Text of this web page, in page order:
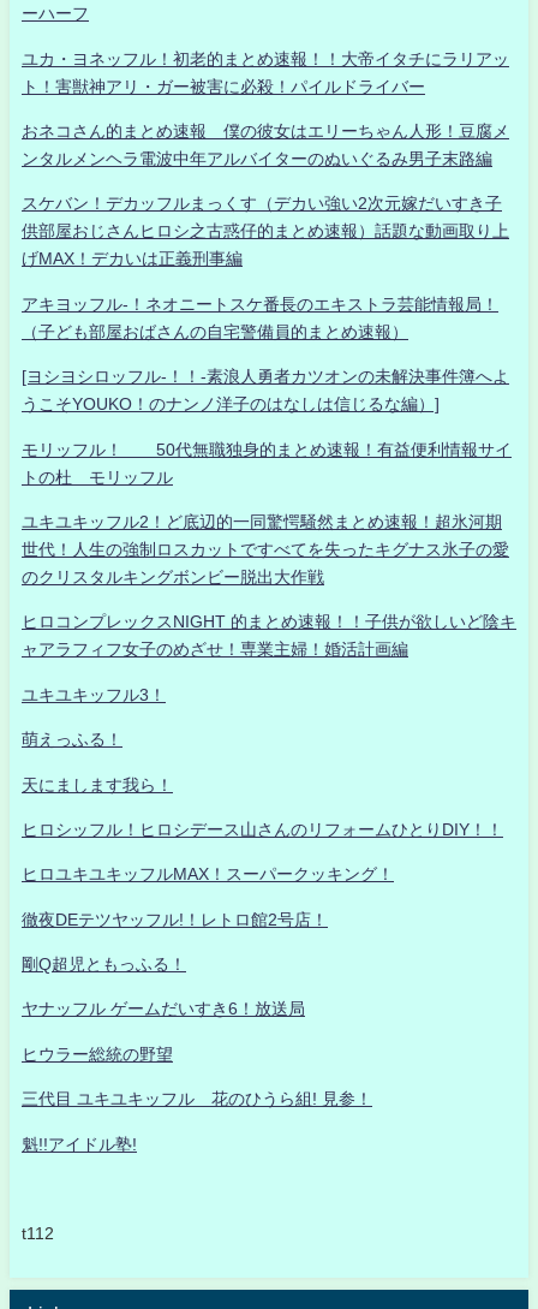
ーハーフ
ユカ・ヨネッフル！初老的まとめ速報！！大帝イタチにラリアッ
ト！害獣神アリ・ガー被害に必殺！パイルドライバー
おネコさん的まとめ速報 僕の彼女はエリーちゃん人形！豆腐メ
ンタルメンヘラ電波中年アルバイターのぬいぐるみ男子末路編
スケバン！デカッフルまっくす（デカい強い2次元嫁だいすき子
供部屋おじさんヒロシ之古惑仔的まとめ速報）話題な動画取り上
げMAX！デカいは正義刑事編
アキヨッフル-！ネオニートスケ番長のエキストラ芸能情報局！
（子ども部屋おばさんの自宅警備員的まとめ速報）
[ヨシヨシロッフル-！！-素浪人勇者カツオンの未解決事件簿へよ
うこそYOUKO！のナンノ洋子のはなしは信じるな編）]
モリッフル！ 50代無職独身的まとめ速報！有益便利情報サイ
トの杜 モリッフル
ユキユキッフル2！ど底辺的一同驚愕騒然まとめ速報！超氷河期
世代！人生の強制ロスカットですべてを失ったキグナス氷子の愛
のクリスタルキングボンビー脱出大作戦
ヒロコンプレックスNIGHT 的まとめ速報！！子供が欲しいど陰キ
ャアラフィフ女子のめざせ！専業主婦！婚活計画編
ユキユキッフル3！
萌えっふる！
天にまします我ら！
ヒロシッフル！ヒロシデース山さんのリフォームひとりDIY！！
ヒロユキユキッフルMAX！スーパークッキング！
徹夜DEテツヤッフル!！レトロ館2号店！
剛Q超児ともっふる！
ヤナッフル ゲームだいすき6！放送局
ヒウラー総統の野望
三代目 ユキユキッフル 花のひうら組! 見参！
魁!!アイドル塾!
t112